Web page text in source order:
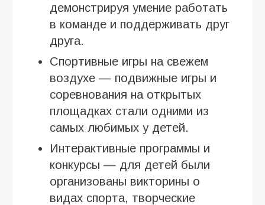
демонстрируя умение работать
в команде и поддерживать друг
друга.
Спортивные игры на свежем
воздухе — подвижные игры и
соревнования на открытых
площадках стали одними из
самых любимых у детей.
Интерактивные программы и
конкурсы — для детей были
организованы викторины о
видах спорта, творческие